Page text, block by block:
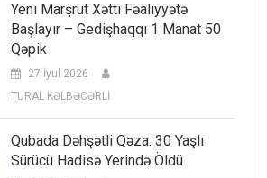
Yeni Marşrut Xətti Fəaliyyətə
Başlayır – Gedişhaqqı 1 Manat 50
Qəpik
27 İyul 2026
TURAL KƏLBƏCƏRLİ
Qubada Dəhşətli Qəza: 30 Yaşlı
Sürücü Hadisə Yerində Öldü